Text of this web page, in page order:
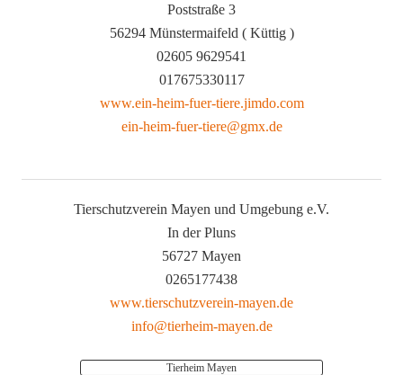
Poststraße 3
56294 Münstermaifeld ( Küttig )
02605 9629541
017675330117
www.ein-heim-fuer-tiere.jimdo.com
ein-heim-fuer-tiere@gmx.de
Tierschutzverein Mayen und Umgebung e.V.
In der Pluns
56727 Mayen
0265177438
www.tierschutzverein-mayen.de
info@tierheim-mayen.de
Tierheim Mayen